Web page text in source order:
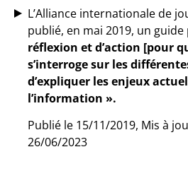
L’Alliance internationale de
publié, en mai 2019, un
réflexion et d’action [pour
s’interroge sur les
d’expliquer les enjeux
l’information ».
Publié le 15/11/2019, Mis à
26/06/2023